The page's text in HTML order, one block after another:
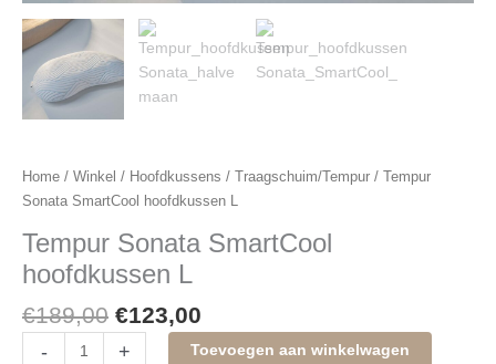
Home / Winkel / Hoofdkussens / Traagschuim/Tempur / Tempur
Sonata SmartCool hoofdkussen L
Tempur Sonata SmartCool
hoofdkussen L
€189,00 €123,00
- + Toevoegen aan winkelwagen